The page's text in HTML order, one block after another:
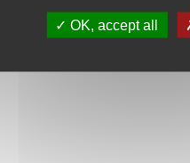
OK, accept all